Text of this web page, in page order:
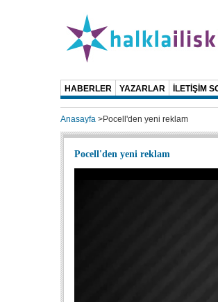
HABERLER YAZARLAR İLETİŞİM
Anasayfa >Pocell'den yeni reklam
Pocell'den yeni reklam